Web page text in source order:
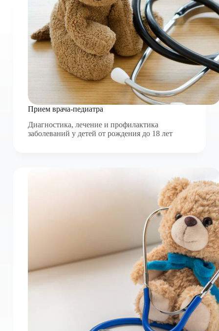
Прием врача-педиатра
Диагностика, лечение и профилактика
заболеваний у детей от рождения до 18 лет